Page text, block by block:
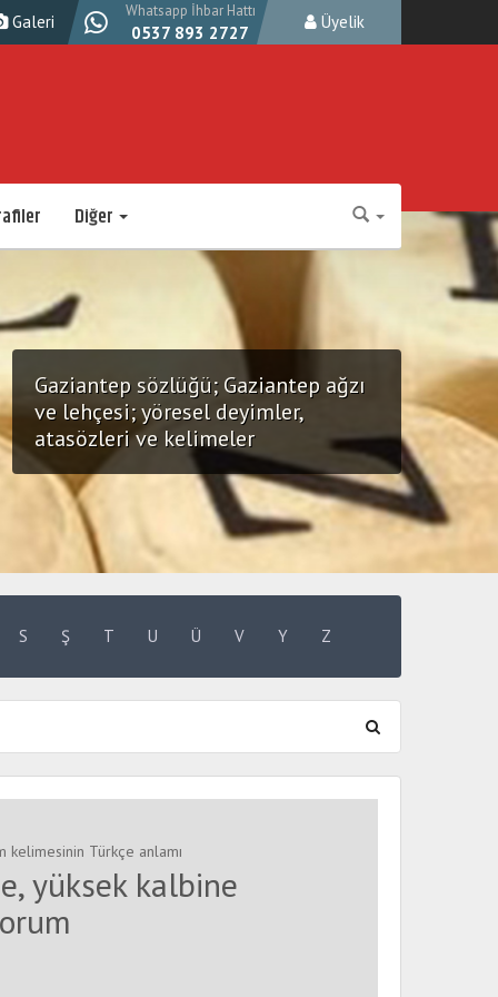
Galeri
Whatsapp İhbar Hattı
0537 893 2727
Üyelik
Diğer
Gaziantep sözlüğü; Gaziantep ağzı
ve lehçesi; yöresel deyimler,
atasözleri ve kelimeler
S Ş T U Ü V Y Z
kelimesinin Türkçe anlamı
yüksek kalbine